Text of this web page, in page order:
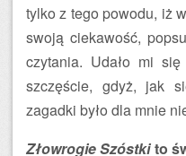
tylko z tego powodu, iż
swoją ciekawość,
czytania. Udało mi
szczęście, gdyż, jak
zagadki było dla mnie
Złowrogie Szóstkito